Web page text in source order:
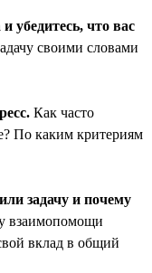
убедитесь, что вас
своими словами
Как часто
По каким критериям
задачу и почему
взаимопомощи
вклад в общий